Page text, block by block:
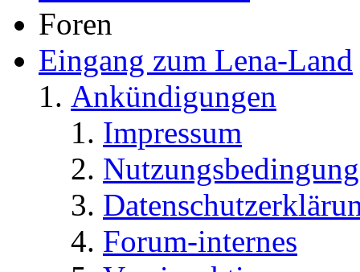
Foren
Eingang zum Lena-Land
Ankündigungen
Impressum
Forum-internes